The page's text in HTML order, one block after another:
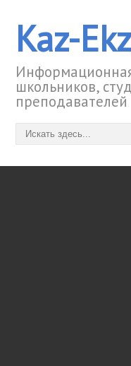
Kaz-
школьников,
преподавателей